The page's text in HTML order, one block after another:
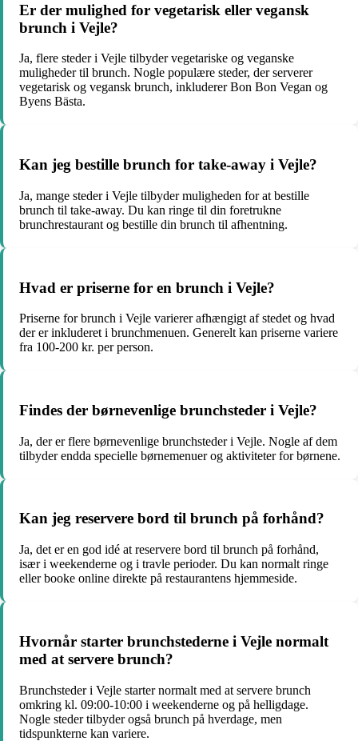
Er der mulighed for vegetarisk eller vegansk
brunch i Vejle?
Ja, flere steder i Vejle tilbyder vegetariske og veganske
muligheder til brunch. Nogle populære steder, der serverer
vegetarisk og vegansk brunch, inkluderer Bon Bon Vegan og
Byens Bästa.
Kan jeg bestille brunch for take-away i Vejle?
Ja, mange steder i Vejle tilbyder muligheden for at bestille
brunch til take-away. Du kan ringe til din foretrukne
brunchrestaurant og bestille din brunch til afhentning.
Hvad er priserne for en brunch i Vejle?
Priserne for brunch i Vejle varierer afhængigt af stedet og hvad
der er inkluderet i brunchmenuen. Generelt kan priserne variere
fra 100-200 kr. per person.
Findes der børnevenlige brunchsteder i Vejle?
Ja, der er flere børnevenlige brunchsteder i Vejle. Nogle af dem
tilbyder endda specielle børnemenuer og aktiviteter for børnene.
Kan jeg reservere bord til brunch på forhånd?
Ja, det er en god idé at reservere bord til brunch på forhånd,
især i weekenderne og i travle perioder. Du kan normalt ringe
eller booke online direkte på restaurantens hjemmeside.
Hvornår starter brunchstederne i Vejle normalt
med at servere brunch?
Brunchsteder i Vejle starter normalt med at servere brunch
omkring kl. 09:00-10:00 i weekenderne og på helligdage.
Nogle steder tilbyder også brunch på hverdage, men
tidspunkterne kan variere.